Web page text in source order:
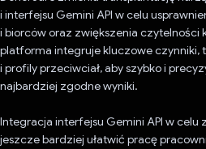
i interfejsu Gemini API w celu
i biorców oraz zwiększenia czytelności
platforma integruje kluczowe czynniki,
i profily przeciwciał, aby szybko i
najbardziej zgodne wyniki.
Integracja interfejsu Gemini API w celu
jeszcze bardziej ułatwić pracę